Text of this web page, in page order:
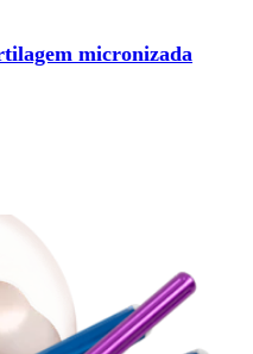
micronizada